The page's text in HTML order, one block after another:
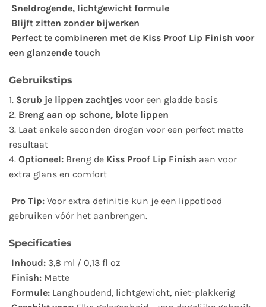
Sneldrogende, lichtgewicht formule
Blijft zitten zonder bijwerken
Perfect te combineren met de Kiss Proof Lip Finish voor
een glanzende touch
Gebruikstips
1. Scrub je lippen zachtjes voor een gladde basis
2. Breng aan op schone, blote lippen
3. Laat enkele seconden drogen voor een perfect matte
resultaat
4. Optioneel: Breng de Kiss Proof Lip Finish aan voor
extra glans en comfort
Pro Tip: Voor extra definitie kun je een lippotlood
gebruiken vóór het aanbrengen.
Specificaties
Inhoud: 3,8 ml / 0,13 fl oz
Finish: Matte
Formule: Langhoudend, lichtgewicht, niet-plakkerig